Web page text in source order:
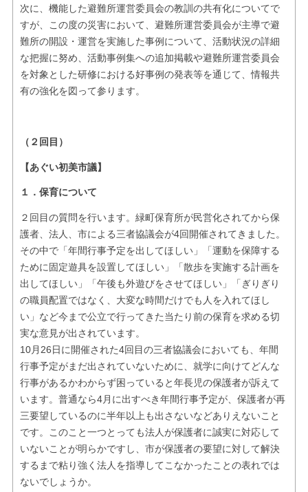
次に、機能した避難所運営委員会の教訓の共有化についてで
すが、この度の災害において、避難所運営委員会が主導で避
難所の開設・運営を実施した事例について、活動状況の詳細
な把握に努め、活動事例集への追加掲載や避難所運営委員会
を対象とした研修における好事例の発表等を通じて、情報共
有の強化を図って参ります。
（２回目）
【あぐい初美市議】
１．保育について
２回目の質問を行います。緑町保育所が民営化されてから保
護者、法人、市による三者協議会が4回開催されてきました。
その中で「年間行事予定を出してほしい」「運動を保障する
ために固定遊具を設置してほしい」「散歩を実施する計画を
出してほしい」「午後も外遊びをさせてほしい」「ぎりぎり
の職員配置ではなく、大変な時間だけでも人を入れてほし
い」など今まで公立で行ってきた当たり前の保育を求める切
実な意見が出されています。
10月26日に開催された4回目の三者協議会においても、年間
行事予定がまだ出されていないために、就学に向けてどんな
行事があるかわからず困っていると年長児の保護者が訴えて
います。普通なら4月に出すべき年間行事予定が、保護者が再
三要望しているのに半年以上も出さないなどありえないこと
です。このこと一つとっても法人が保護者に誠実に対応して
いないことが明らかですし、市が保護者の要望に対して解決
するまで粘り強く法人を指導してこなかったことの表れでは
ないでしょうか。